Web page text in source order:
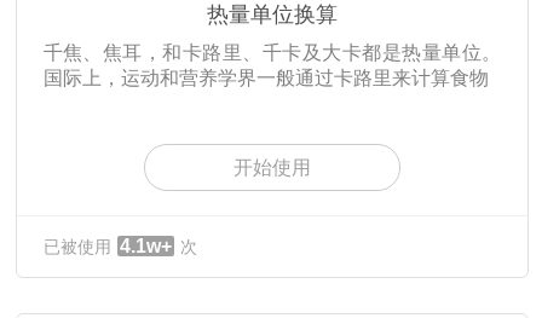
热量单位换算
千焦、焦耳，和卡路里、千卡及大卡都是热量单位。
国际上，运动和营养学界一般通过卡路里来计算食物
开始使用
已被使用 4.1w+ 次